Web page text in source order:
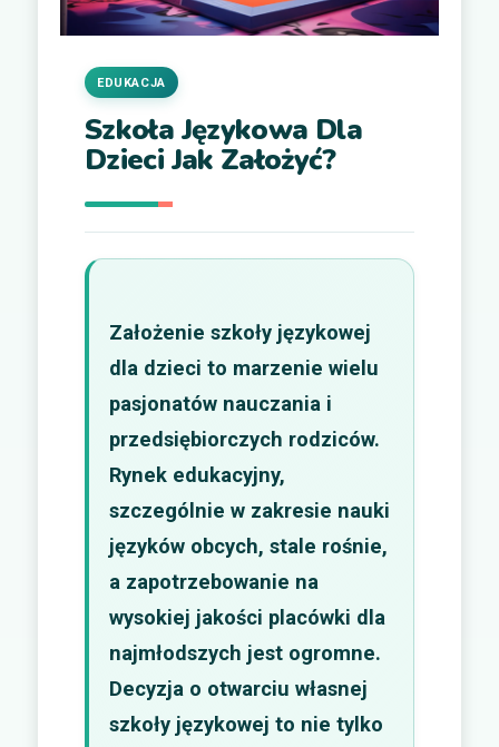
Szkoła Językowa Dla
Dzieci Jak Założyć?
EDUKACJA
Założenie szkoły językowej
dla dzieci to marzenie wielu
pasjonatów nauczania i
przedsiębiorczych rodziców.
Rynek edukacyjny,
szczególnie w zakresie nauki
języków obcych, stale rośnie,
a zapotrzebowanie na
wysokiej jakości placówki dla
najmłodszych jest ogromne.
Decyzja o otwarciu własnej
szkoły językowej to nie tylko